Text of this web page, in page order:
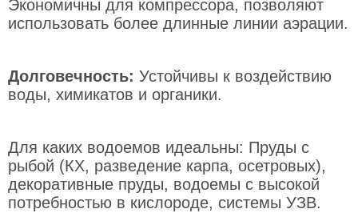
Экономичны для компрессора, позволяют
использовать более длинные линии аэрации.
Долговечность: Устойчивы к воздействию
воды, химикатов и органики.
Для каких водоемов идеальны: Пруды с
рыбой (КХ, разведение карпа, осетровых),
декоративные пруды, водоемы с высокой
потребностью в кислороде, системы УЗВ.